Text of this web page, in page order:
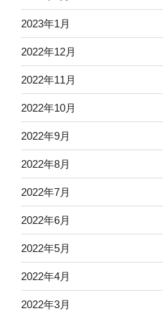
2023年1月
2022年12月
2022年11月
2022年10月
2022年9月
2022年8月
2022年7月
2022年6月
2022年5月
2022年4月
2022年3月